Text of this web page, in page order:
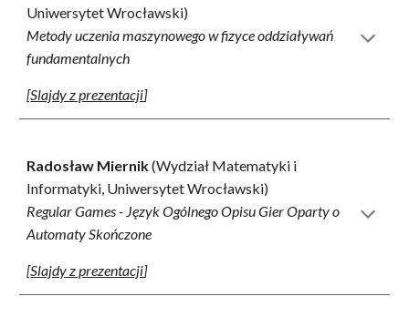
Uniwersytet Wrocławski)
Metody uczenia maszynowego w fizyce oddziaływań
fundamentalnych
[Slajdy z prezentacji]
Radosław Miernik(Wydział Matematyki i
Informatyki, Uniwersytet Wrocławski)
Regular Games - Język Ogólnego Opisu Gier Oparty o
Automaty Skończone
[Slajdy z prezentacji]